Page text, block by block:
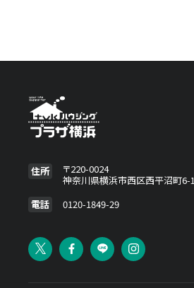
住所
〒220-0024
神奈川県横浜市西区西平沼町6-1
電話
0120-1849-29